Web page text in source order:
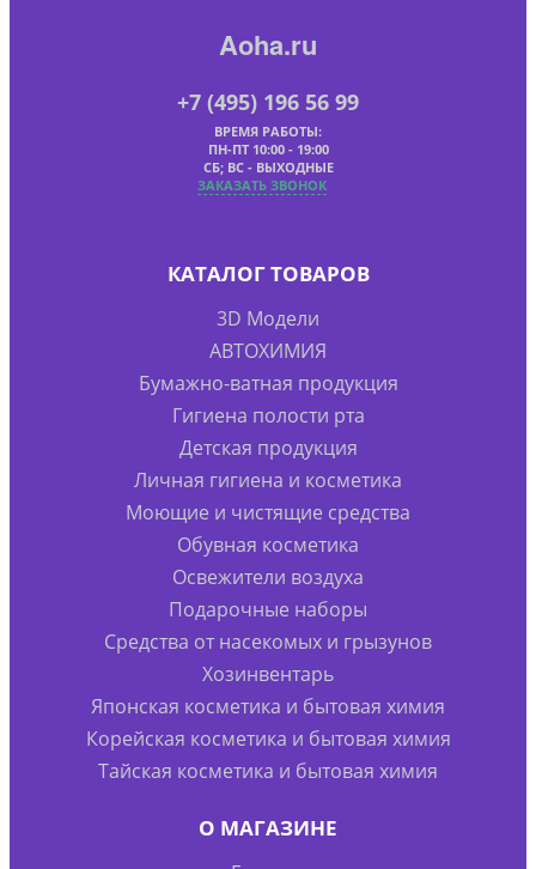
Aoha.ru
+7 (495) 196 56 99
ВРЕМЯ РАБОТЫ:
ПН-ПТ 10:00 - 19:00
СБ; ВС - ВЫХОДНЫЕ
ЗАКАЗАТЬ ЗВОНОК
КАТАЛОГ ТОВАРОВ
3D Модели
АВТОХИМИЯ
Бумажно-ватная продукция
Гигиена полости рта
Детская продукция
Личная гигиена и косметика
Моющие и чистящие средства
Обувная косметика
Освежители воздуха
Подарочные наборы
Средства от насекомых и грызунов
Хозинвентарь
Японская косметика и бытовая химия
Корейская косметика и бытовая химия
Тайская косметика и бытовая химия
О МАГАЗИНЕ